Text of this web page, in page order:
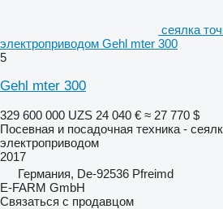
сеялка
электроприводом Gehl mter 300
5
Gehl mter 300
329 600 000 UZS 24 040 € ≈ 27 770 $
Посевная и посадочная техника -
электроприводом
2017
Германия, De-92536 Pfreimd
E-FARM GmbH
Связаться с продавцом